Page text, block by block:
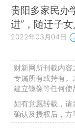
贵阳多家民办
进”，随迁子
2022年03月04日
财新网所刊载内
专属所有或持有
建立镜像等任何使
如有意愿转载，请
确认及授权后，方